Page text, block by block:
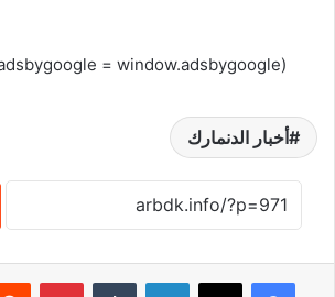
(adsbygoogle = window.adsbygoogle || []).push({});
أخبار الدنمارك
فيسبوك لينكدإن بينتيريست